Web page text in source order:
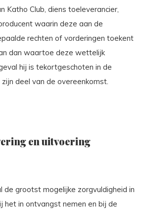
Katho Club, diens toeleverancier,
waarin deze aan de
rechten of vorderingen toekent
dan waartoe deze wettelijk
hij is tekortgeschoten in de
zijn deel van de overeenkomst.
en uitvoering
de grootst mogelijke zorgvuldigheid in
het in ontvangst nemen en bij de